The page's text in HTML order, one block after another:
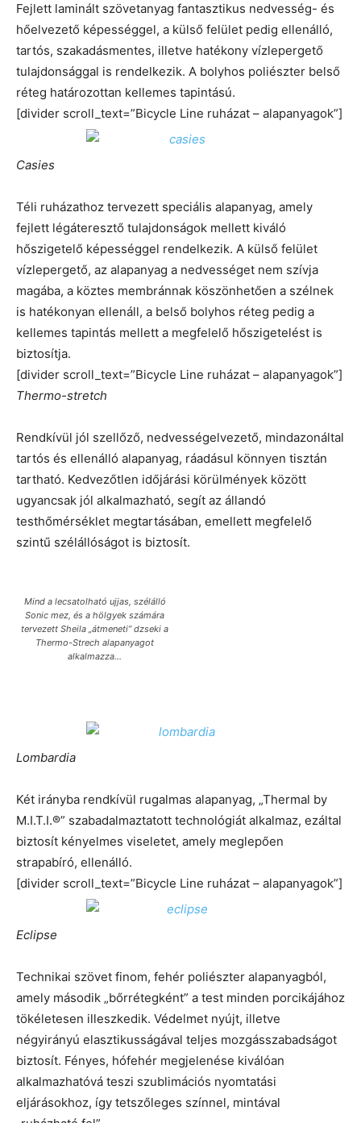
Fejlett laminált szövetanyag fantasztikus nedvesség- és
hőelvezető képességgel, a külső felület pedig ellenálló,
tartós, szakadásmentes, illetve hatékony vízlepergető
tulajdonsággal is rendelkezik. A bolyhos poliészter belső
réteg határozottan kellemes tapintású.
[divider scroll_text=”Bicycle Line ruházat – alapanyagok”]
Casies
Téli ruházathoz tervezett speciális alapanyag, amely
fejlett légáteresztő tulajdonságok mellett kiváló
hőszigetelő képességgel rendelkezik. A külső felület
vízlepergető, az alapanyag a nedvességet nem szívja
magába, a köztes membránnak köszönhetően a szélnek
is hatékonyan ellenáll, a belső bolyhos réteg pedig a
kellemes tapintás mellett a megfelelő hőszigetelést is
biztosítja.
[divider scroll_text=”Bicycle Line ruházat – alapanyagok”]
Thermo-stretch
Rendkívül jól szellőző, nedvességelvezető, mindazonáltal
tartós és ellenálló alapanyag, ráadásul könnyen tisztán
tartható. Kedvezőtlen időjárási körülmények között
ugyancsak jól alkalmazható, segít az állandó
testhőmérséklet megtartásában, emellett megfelelő
szintű szélállóságot is biztosít.
Mind a lecsatolható ujjas, szélálló
Sonic mez, és a hölgyek számára
tervezett Sheila „átmeneti” dzseki a
Thermo-Strech alapanyagot
alkalmazza…
Lombardia
Két irányba rendkívül rugalmas alapanyag, „Thermal by
M.I.T.I.®” szabadalmaztatott technológiát alkalmaz, ezáltal
biztosít kényelmes viseletet, amely meglepően
strapabíró, ellenálló.
[divider scroll_text=”Bicycle Line ruházat – alapanyagok”]
Eclipse
Technikai szövet finom, fehér poliészter alapanyagból,
amely második „bőrrétegként” a test minden porcikájához
tökéletesen illeszkedik. Védelmet nyújt, illetve
négyirányú elasztikusságával teljes mozgásszabadságot
biztosít. Fényes, hófehér megjelenése kiválóan
alkalmazhatóvá teszi szublimációs nyomtatási
eljárásokhoz, így tetszőleges színnel, mintával